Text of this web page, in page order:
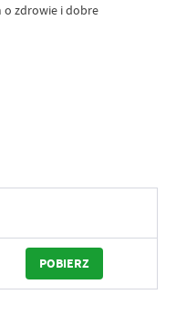
o zdrowie i dobre
POBIERZ